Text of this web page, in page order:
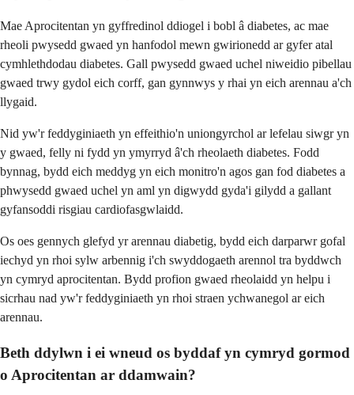
Mae Aprocitentan yn gyffredinol ddiogel i bobl â diabetes, ac mae
rheoli pwysedd gwaed yn hanfodol mewn gwirionedd ar gyfer atal
cymhlethdodau diabetes. Gall pwysedd gwaed uchel niweidio pibellau
gwaed trwy gydol eich corff, gan gynnwys y rhai yn eich arennau a'ch
llygaid.
Nid yw'r feddyginiaeth yn effeithio'n uniongyrchol ar lefelau siwgr yn
y gwaed, felly ni fydd yn ymyrryd â'ch rheolaeth diabetes. Fodd
bynnag, bydd eich meddyg yn eich monitro'n agos gan fod diabetes a
phwysedd gwaed uchel yn aml yn digwydd gyda'i gilydd a gallant
gyfansoddi risgiau cardiofasgwlaidd.
Os oes gennych glefyd yr arennau diabetig, bydd eich darparwr gofal
iechyd yn rhoi sylw arbennig i'ch swyddogaeth arennol tra byddwch
yn cymryd aprocitentan. Bydd profion gwaed rheolaidd yn helpu i
sicrhau nad yw'r feddyginiaeth yn rhoi straen ychwanegol ar eich
arennau.
Beth ddylwn i ei wneud os byddaf yn cymryd gormod
o Aprocitentan ar ddamwain?